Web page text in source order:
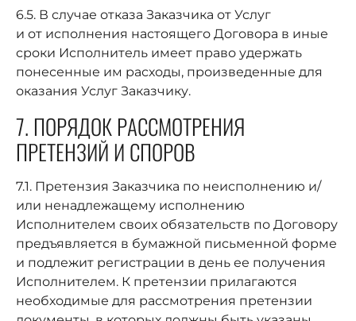
6.5. В случае отказа Заказчика от Услуг
и от исполнения настоящего Договора в иные
сроки Исполнитель имеет право удержать
понесенные им расходы, произведенные для
оказания Услуг Заказчику.
7. ПОРЯДОК РАССМОТРЕНИЯ
ПРЕТЕНЗИЙ И СПОРОВ
7.1. Претензия Заказчика по неисполнению и/
или ненадлежащему исполнению
Исполнителем своих обязательств по Договору
предъявляется в бумажной письменной форме
и подлежит регистрации в день ее получения
Исполнителем. К претензии прилагаются
необходимые для рассмотрения претензии